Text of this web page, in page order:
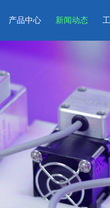
产品中心 新闻动态